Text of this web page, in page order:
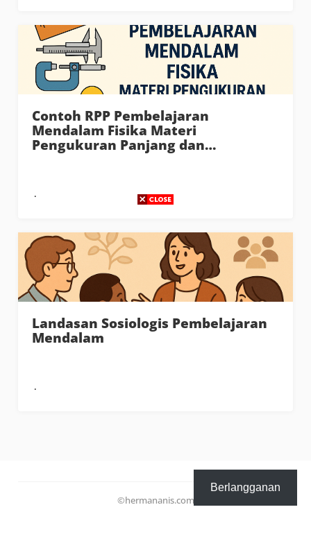
Contoh RPP Pembelajaran
Mendalam Fisika Materi
Pengukuran Panjang dan…
Landasan Sosiologis Pembelajaran
Mendalam
©hermananis.com
Berlangganan